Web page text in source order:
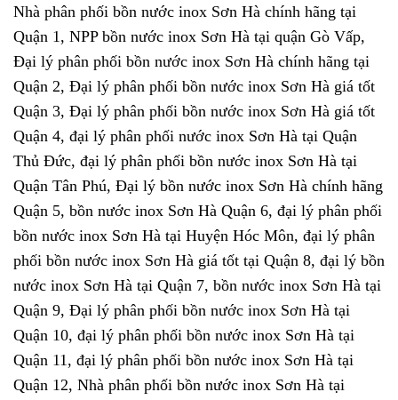
Nhà phân phối bồn nước inox Sơn Hà chính hãng tại
Quận 1, NPP bồn nước inox Sơn Hà tại quận Gò Vấp,
Đại lý phân phối bồn nước inox Sơn Hà chính hãng tại
Quận 2, Đại lý phân phối bồn nước inox Sơn Hà giá tốt
Quận 3, Đại lý phân phối bồn nước inox Sơn Hà giá tốt
Quận 4, đại lý phân phối nước inox Sơn Hà tại Quận
Thủ Đức, đại lý phân phối bồn nước inox Sơn Hà tại
Quận Tân Phú, Đại lý bồn nước inox Sơn Hà chính hãng
Quận 5, bồn nước inox Sơn Hà Quận 6, đại lý phân phối
bồn nước inox Sơn Hà tại Huyện Hóc Môn, đại lý phân
phối bồn nước inox Sơn Hà giá tốt tại Quận 8, đại lý bồn
nước inox Sơn Hà tại Quận 7, bồn nước inox Sơn Hà tại
Quận 9, Đại lý phân phối bồn nước inox Sơn Hà tại
Quận 10, đại lý phân phối bồn nước inox Sơn Hà tại
Quận 11, đại lý phân phối bồn nước inox Sơn Hà tại
Quận 12, Nhà phân phối bồn nước inox Sơn Hà tại